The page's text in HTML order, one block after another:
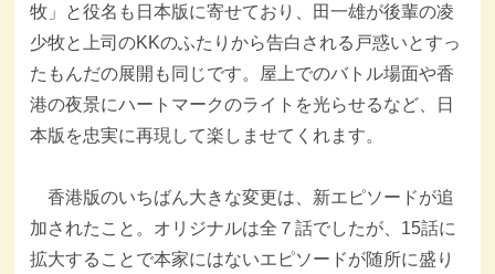
牧」と役名も日本版に寄せており、田一雄が後輩の凌
少牧と上司のKKのふたりから告白される戸惑いとすっ
たもんだの展開も同じです。屋上でのバトル場面や香
港の夜景にハートマークのライトを光らせるなど、日
本版を忠実に再現して楽しませてくれます。
香港版のいちばん大きな変更は、新エピソードが追
加されたこと。オリジナルは全７話でしたが、15話に
拡大することで本家にはないエピソードが随所に盛り